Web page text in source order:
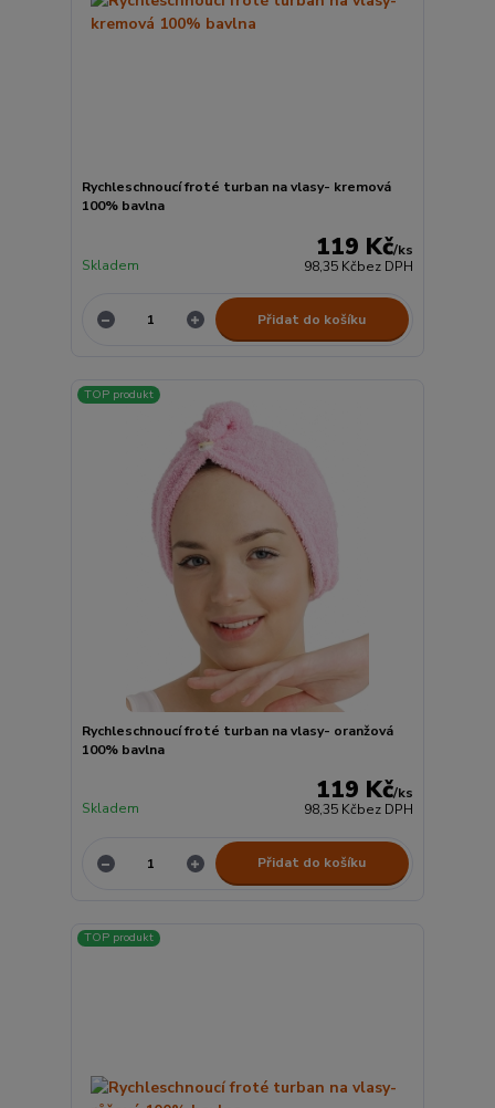
Rychleschnoucí froté turban na vlasy- kremová
100% bavlna
119 Kč/ks
98,35 Kčbez DPH
Skladem
Přidat do košíku
TOP produkt
Rychleschnoucí froté turban na vlasy- oranžová
100% bavlna
119 Kč/ks
98,35 Kčbez DPH
Skladem
Přidat do košíku
TOP produkt